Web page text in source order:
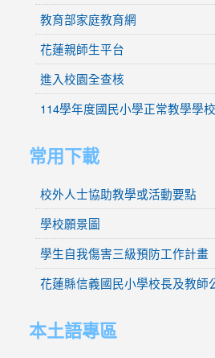
教育部家庭教育網
花蓮親師生平台
進入校園全查核
114學年度國民小學正常教學學
常用下載
校外人士協助教學或活動要點
學校願景圖
學生自我傷害三級預防工作計畫
花蓮縣信義國民小學校長及教師
本土語專區